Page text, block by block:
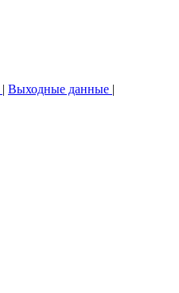
| Выходные данные |